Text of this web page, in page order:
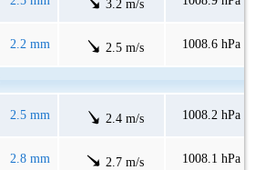
3.2 m/s
2.2 mm 2.5 m/s 1008.6 hPa
2.5 mm 2.4 m/s 1008.2 hPa
2.8 mm 2.7 m/s 1008.1 hPa